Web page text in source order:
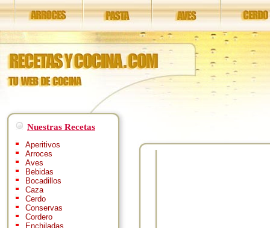
Nuestras Recetas
Aperitivos
Arroces
Aves
Bebidas
Bocadillos
Caza
Cerdo
Conservas
Cordero
Enchiladas